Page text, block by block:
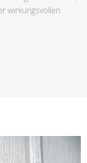
wirkungsvollen